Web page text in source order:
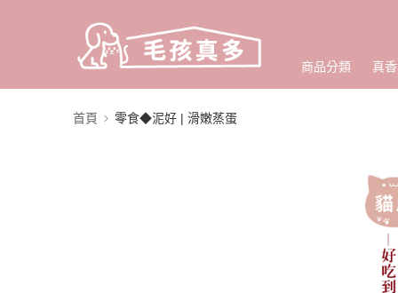
商品分類 真
首頁 零食◆泥好 | 滑嫩蒸蛋